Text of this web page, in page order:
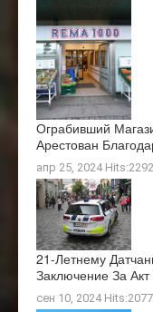
Ограбивший
Арестован
апр 25, 2024 Hits:2292
21-Летнему
Заключение За
сен 10, 2024 Hits:2077